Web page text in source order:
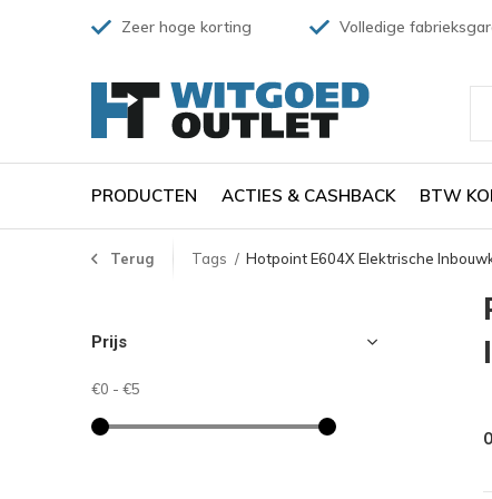
PRODUCTEN ACTIES & CASHBACK BTW
Zeer hoge korting Volledige
Terug Tags Hotpoint E604X Elektrische
Prijs
€0 - €5